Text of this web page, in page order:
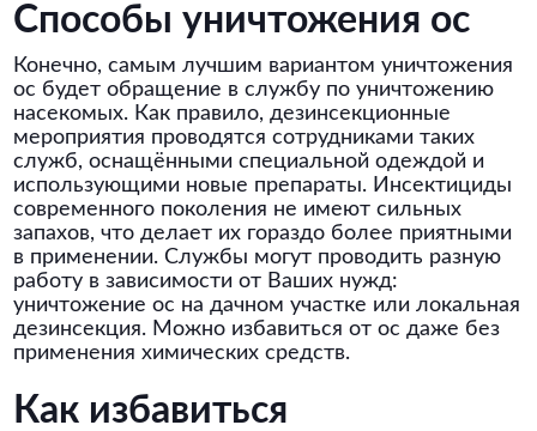
Способы уничтожения ос
Конечно, самым лучшим вариантом уничтожения
ос будет обращение в службу по уничтожению
насекомых. Как правило, дезинсекционные
мероприятия проводятся сотрудниками таких
служб, оснащёнными специальной одеждой и
использующими новые препараты. Инсектициды
современного поколения не имеют сильных
запахов, что делает их гораздо более приятными
в применении. Службы могут проводить разную
работу в зависимости от Ваших нужд:
уничтожение ос на дачном участке или локальная
дезинсекция. Можно избавиться от ос даже без
применения химических средств.
Как избавиться